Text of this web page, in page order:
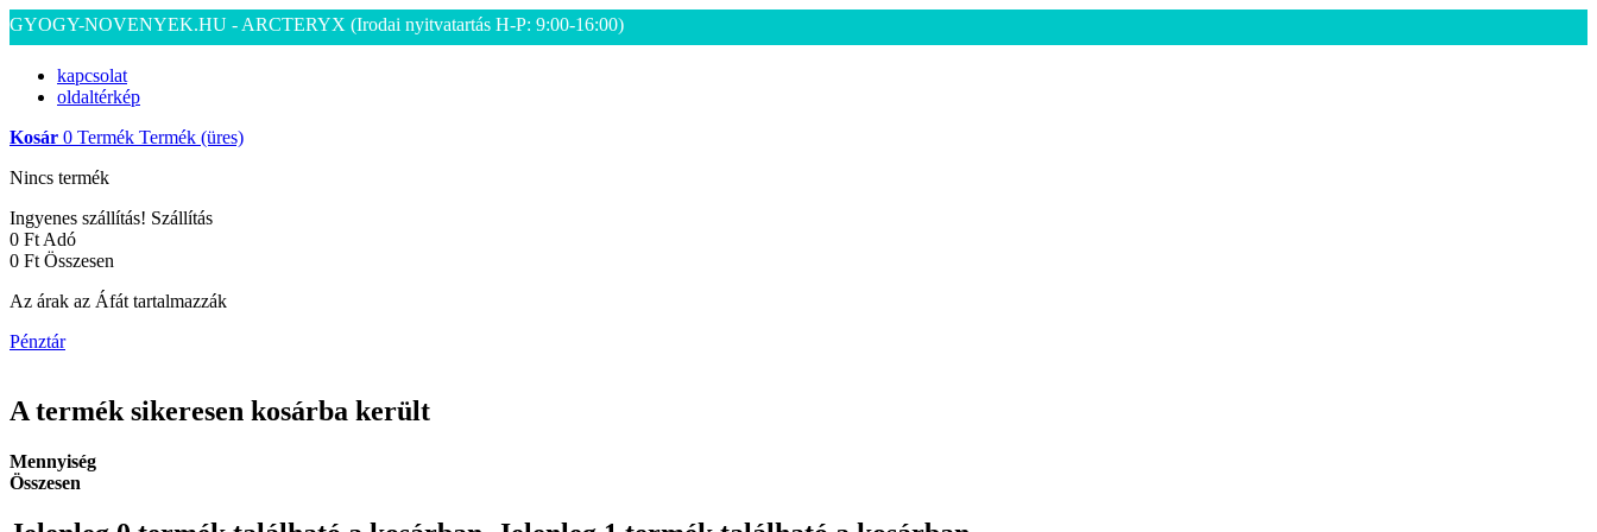
GYOGY-NOVENYEK.HU - ARCTERYX (Irodai nyitvatartás H-P: 9:00-16:00)
kapcsolat
oldaltérkép
Kosár 0 Termék Termék (üres)
Nincs termék
Ingyenes szállítás! Szállítás
0 Ft‎ Adó
0 Ft‎ Összesen
Az árak az Áfát tartalmazzák
Pénztár
A termék sikeresen kosárba került
Mennyiség
Összesen